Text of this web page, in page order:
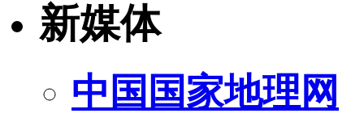
新媒体
中国国家地理网